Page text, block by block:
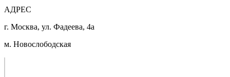
АДРЕС
г. Москва, ул. Фадеева, 4а
м. Новослободская